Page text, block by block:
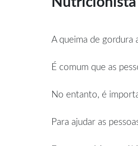
A queima de gordura
É comum que as
No entanto, é
Para ajudar as